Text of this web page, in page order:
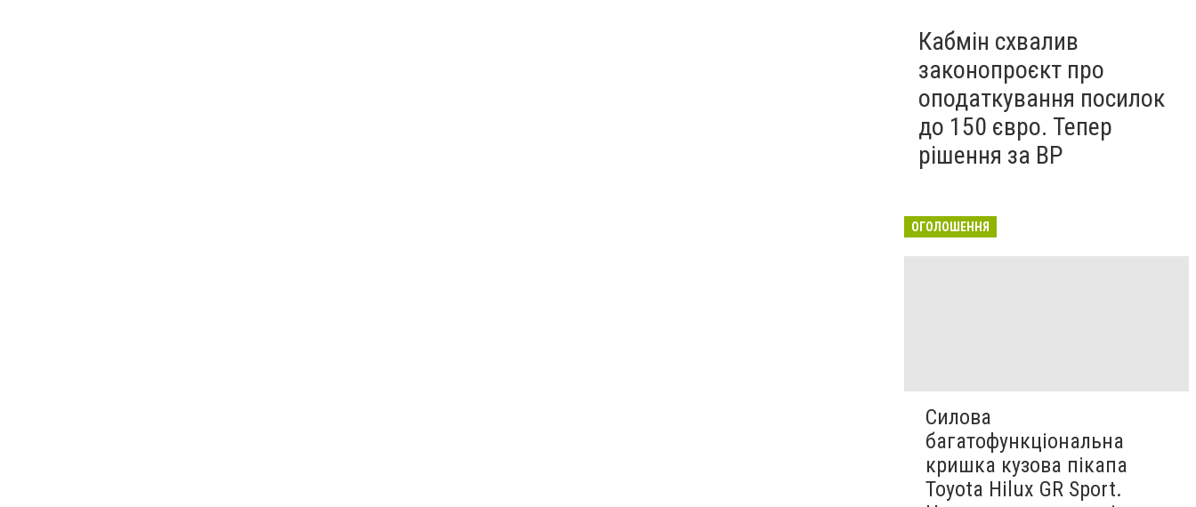
Кабмін схвалив
законопроєкт про
оподаткування посилок
до 150 євро. Тепер
рішення за ВР
ОГОЛОШЕННЯ
Силова
багатофункціональна
кришка кузова пікапа
Toyota Hilux GR Sport.